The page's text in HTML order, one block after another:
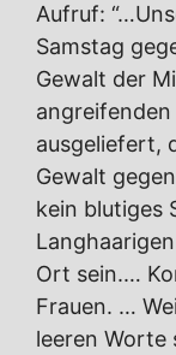
Aufruf:
Samstag
Gewalt der
ausgeliefert,
Gewalt
kein blutiges
Ort sein.…
Frauen. …
leeren Worte